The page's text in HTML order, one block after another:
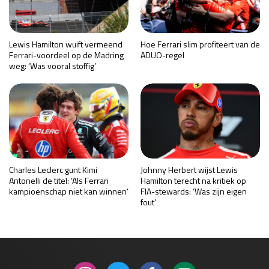
Lewis Hamilton wuift vermeend
Ferrari-voordeel op de Madring
weg: ‘Was vooral stoffig’
Hoe Ferrari slim profiteert van de
ADUO-regel
Charles Leclerc gunt Kimi
Antonelli de titel: ‘Als Ferrari
kampioenschap niet kan winnen’
Johnny Herbert wijst Lewis
Hamilton terecht na kritiek op
FIA-stewards: ‘Was zijn eigen
fout’